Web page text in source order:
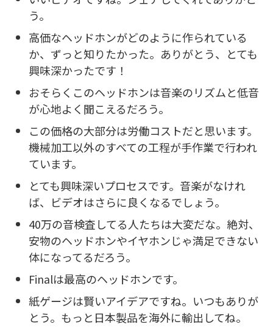
う。
高価なヘッドホンがどのように作られている
か、ずっと知りたかった。ありがとう、とても
興味深かったです！
おそらくこのヘッドホンは音楽のリズムと低音
が心地よく聞こえるだろう。
この価格の大部分は労働コストだと思います。
機械加工以外のすべての工程が手作業で行われ
ています。
とても興味深いプロセスです。音楽がなけれ
ば、ビデオはさらに良くなるでしょう。
40万の音検査してる人たちは大変だな。絶対、
安物のヘッドホンやイヤホンじゃ満足できない
体になってるだろう。
Finalは最高のヘッドホンです。
紙ゲージは賢いアイデアですね。いつもありが
とう。もっと日本製品を海外に輸出してね。